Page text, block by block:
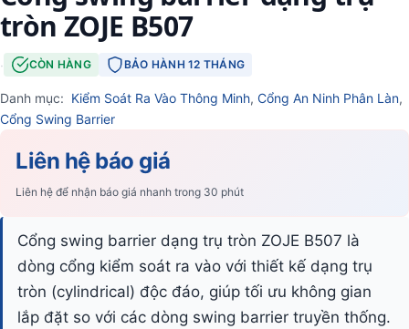
tròn ZOJE B507
· CÒN HÀNG BẢO HÀNH 12 THÁNG
Danh mục: Kiểm Soát Ra Vào Thông Minh, Cổng An Ninh Phân Làn,
Cổng Swing Barrier
Liên hệ báo giá
Liên hệ để nhận báo giá nhanh trong 30 phút
Cổng swing barrier dạng trụ tròn ZOJE B507 là
dòng cổng kiểm soát ra vào với thiết kế dạng trụ
tròn (cylindrical) độc đáo, giúp tối ưu không gian
lắp đặt so với các dòng swing barrier truyền thống.